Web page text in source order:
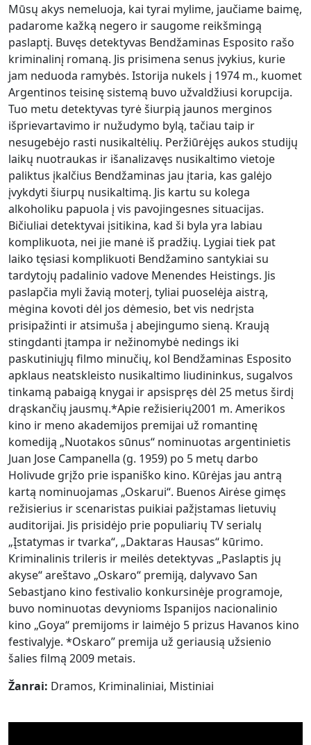
Mūsų akys nemeluoja, kai tyrai mylime, jaučiame baimę,
padarome kažką negero ir saugome reikšmingą
paslaptį. Buvęs detektyvas Bendžaminas Esposito rašo
kriminalinį romaną. Jis prisimena senus įvykius, kurie
jam neduoda ramybės. Istorija nukels į 1974 m., kuomet
Argentinos teisinę sistemą buvo užvaldžiusi korupcija.
Tuo metu detektyvas tyrė šiurpią jaunos merginos
išprievartavimo ir nužudymo bylą, tačiau taip ir
nesugebėjo rasti nusikaltėlių. Peržiūrėjęs aukos studijų
laikų nuotraukas ir išanalizavęs nusikaltimo vietoje
paliktus įkalčius Bendžaminas jau įtaria, kas galėjo
įvykdyti šiurpų nusikaltimą. Jis kartu su kolega
alkoholiku papuola į vis pavojingesnes situacijas.
Bičiuliai detektyvai įsitikina, kad ši byla yra labiau
komplikuota, nei jie manė iš pradžių. Lygiai tiek pat
laiko tęsiasi komplikuoti Bendžamino santykiai su
tardytojų padalinio vadove Menendes Heistings. Jis
paslapčia myli žavią moterį, tyliai puoselėja aistrą,
mėgina kovoti dėl jos dėmesio, bet vis nedrįsta
prisipažinti ir atsimuša į abejingumo sieną. Kraują
stingdanti įtampa ir nežinomybė nedings iki
paskutiniųjų filmo minučių, kol Bendžaminas Esposito
apklaus neatskleisto nusikaltimo liudininkus, sugalvos
tinkamą pabaigą knygai ir apsispręs dėl 25 metus širdį
drąskančių jausmų.*Apie režisierių2001 m. Amerikos
kino ir meno akademijos premijai už romantinę
komediją „Nuotakos sūnus“ nominuotas argentinietis
Juan Jose Campanella (g. 1959) po 5 metų darbo
Holivude grįžo prie ispaniško kino. Kūrėjas jau antrą
kartą nominuojamas „Oskarui“. Buenos Airėse gimęs
režisierius ir scenaristas puikiai pažįstamas lietuvių
auditorijai. Jis prisidėjo prie populiarių TV serialų
„Įstatymas ir tvarka“, „Daktaras Hausas“ kūrimo.
Kriminalinis trileris ir meilės detektyvas „Paslaptis jų
akyse“ areštavo „Oskaro“ premiją, dalyvavo San
Sebastjano kino festivalio konkursinėje programoje,
buvo nominuotas devynioms Ispanijos nacionalinio
kino „Goya“ premijoms ir laimėjo 5 prizus Havanos kino
festivalyje. *Oskaro” premija už geriausią užsienio
šalies filmą 2009 metais.
Žanrai: Dramos, Kriminaliniai, Mistiniai